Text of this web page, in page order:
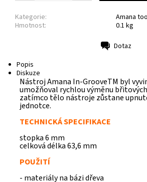
Kategorie:
Amana
Hmotnost:
0.1 kg
Dotaz
Popis
Diskuze
Nástroj Amana In-GrooveTM byl
umožňoval rychlou výměnu
zatímco tělo nástroje zůstane
jednotce.
TECHNICKÁ SPECIFIKACE
stopka 6 mm
celková délka 63,6 mm
POUŽITÍ
- materiály na bázi dřeva